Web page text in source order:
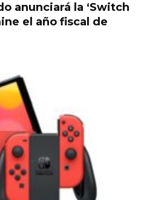
anunciará la ‘Switch
el año fiscal de